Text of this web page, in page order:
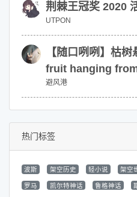
荆棘王冠奖 2020
UTPON
【随口咧咧】枯
fruit hanging
避风港
热门标签
波斯 架空历史 轻小说 架空
罗马 凯尔特神话 鲁格神话